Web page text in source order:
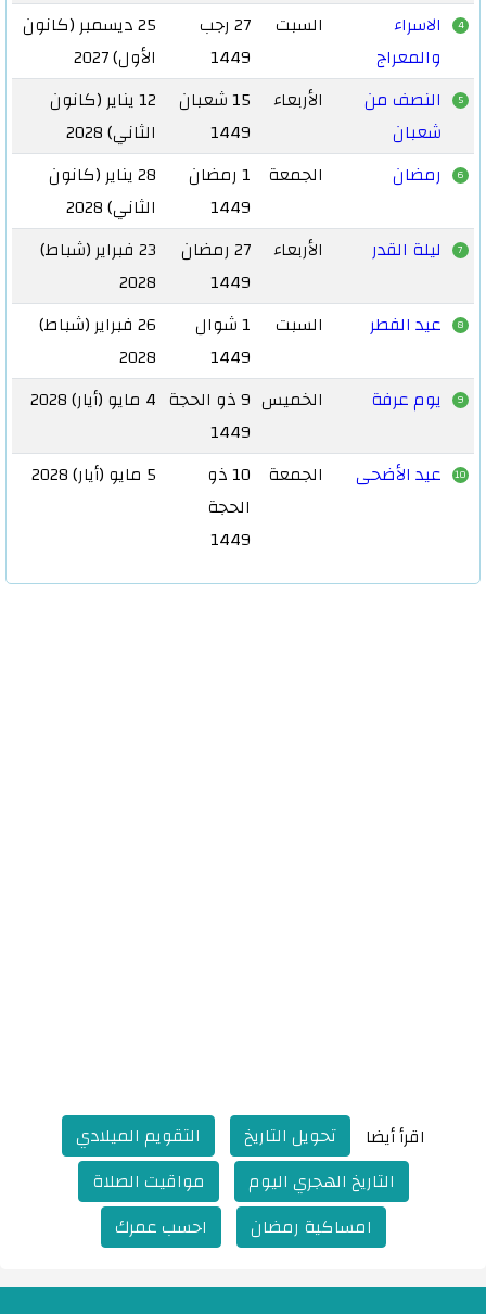
4
الاسراء
والمعراج
السبت
27 رجب
1449
25 ديسمبر (كانون
الأول) 2027
5
النصف من
شعبان
الأربعاء
15 شعبان
1449
12 يناير (كانون
الثاني) 2028
6 رمضان الجمعة
1 رمضان
1449
28 يناير (كانون
الثاني) 2028
7 ليلة القدر الأربعاء
27 رمضان
1449
23 فبراير (شباط)
2028
8 عيد الفطر السبت
1 شوال
1449
26 فبراير (شباط)
2028
9 يوم عرفة الخميس
9 ذو الحجة
1449
4 مايو (أيار) 2028
10 عيد الأضحى الجمعة
10 ذو
الحجة
1449
5 مايو (أيار) 2028
اقرأ أيضا تحويل التاريخ
التقويم الميلادي
التاريخ الهجري اليوم
مواقيت الصلاة
امساكية رمضان
احسب عمرك